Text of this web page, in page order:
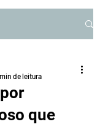
que
min de leitura